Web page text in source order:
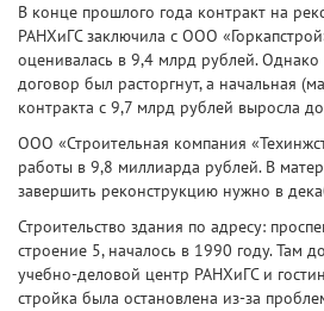
В конце прошлого года контракт на
РАНХиГС заключила с ООО
оценивалась в 9,4 млрд рублей. Однако
договор был расторгнут, а начальная
контракта с 9,7 млрд рублей выросла
ООО «Строительная компания
работы в 9,8 миллиарда рублей. В
завершить реконструкцию нужно в
Строительство здания по адресу:
строение 5, началось в 1990 году. Там
учебно-деловой центр РАНХиГС и
стройка была остановлена из-за